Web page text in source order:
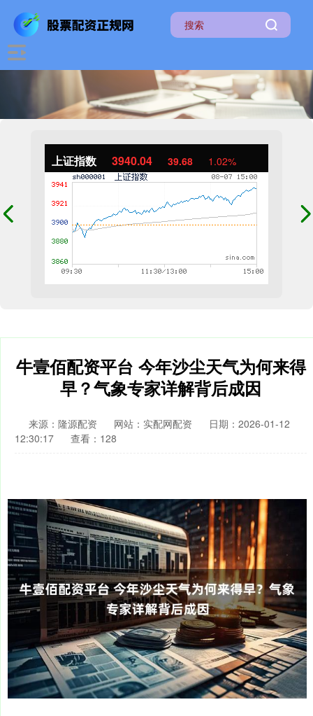
上证指数 3940.04 39.68 1.02%
牛壹佰配资平台 今年沙尘天气为何来得
早？气象专家详解背后成因
来源：隆源配资 网站：实配网配资
日期：2026-01-12
12:30:17
查看：128